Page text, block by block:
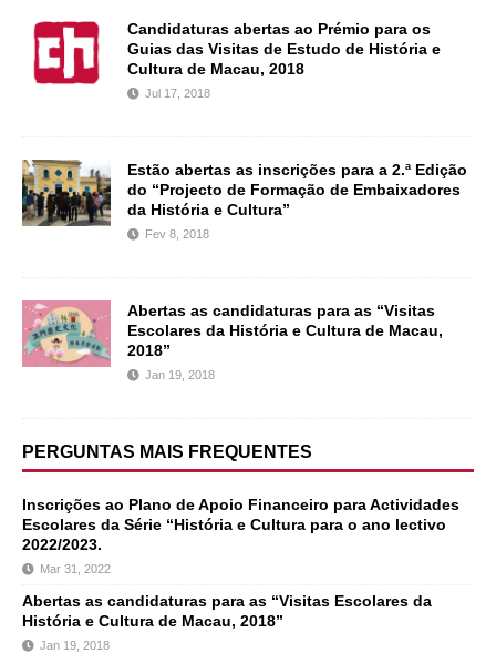
Candidaturas abertas ao Prémio para os
Guias das Visitas de Estudo de História e
Cultura de Macau, 2018
Jul 17, 2018
Estão abertas as inscrições para a 2.ª Edição
do “Projecto de Formação de Embaixadores
da História e Cultura”
Fev 8, 2018
Abertas as candidaturas para as “Visitas
Escolares da História e Cultura de Macau,
2018”
Jan 19, 2018
PERGUNTAS MAIS FREQUENTES
Inscrições ao Plano de Apoio Financeiro para Actividades
Escolares da Série “História e Cultura para o ano lectivo
2022/2023.
Mar 31, 2022
Abertas as candidaturas para as “Visitas Escolares da
História e Cultura de Macau, 2018”
Jan 19, 2018